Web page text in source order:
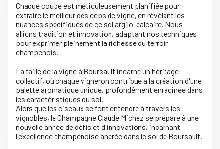
Chaque coupe est méticuleusement planifiée pour
extraire le meilleur des ceps de vigne, en révélant les
nuances spécifiques de ce sol argilo-calcaire. Nous
allions tradition et innovation, adaptant nos techniques
pour exprimer pleinement la richesse du terroir
champenois.
La taille de la vigne à Boursault incarne un héritage
collectif, où chaque vigneron contribue à la création d'une
palette aromatique unique, profondément enracinée dans
les caractéristiques du sol.
Alors que les ciseaux se font entendre à travers les
vignobles, le Champagne Claude Michez se prépare à une
nouvelle année de défis et d'innovations, incarnant
l'excellence champenoise ancrée dans le sol de Boursault.